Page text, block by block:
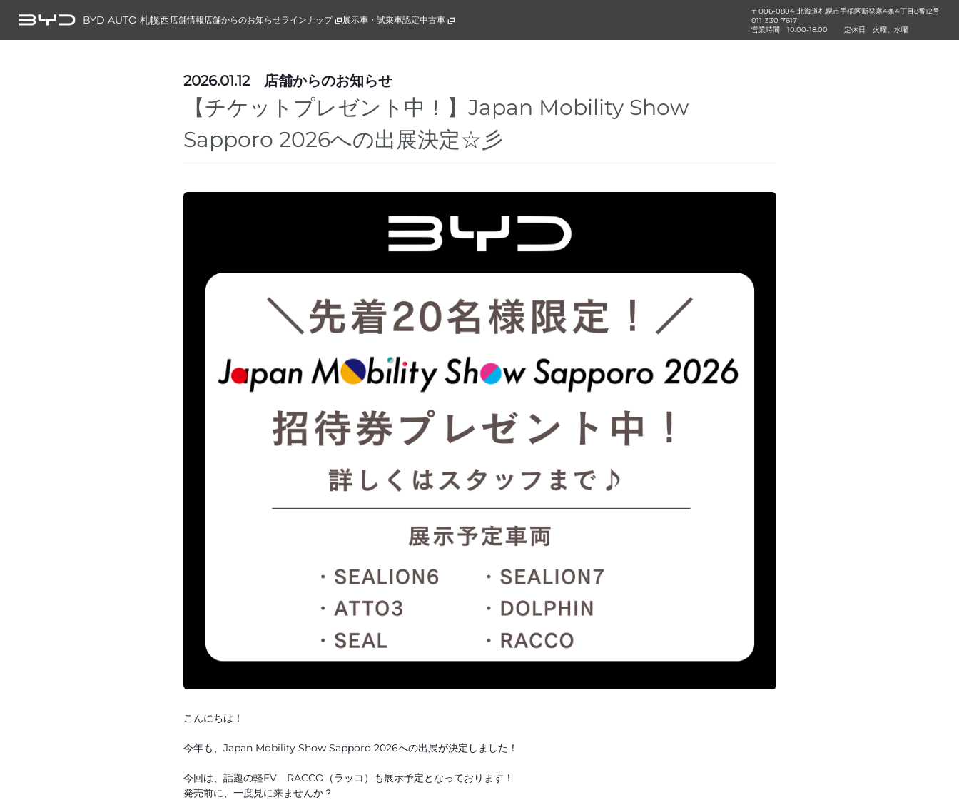
BYD AUTO 札幌西店舗情報店舗からのお知らせラインナップ 展示車・試乗車認定中古車
〒006-0804 北海道札幌市手稲区新発寒4条4丁目8番12号
011-330-7617
営業時間
10:00-18:00 定休日 火曜、水曜
2026.01.12 店舗からのお知らせ
【チケットプレゼント中！】Japan Mobility Show
Sapporo 2026への出展決定☆彡
こんにちは！
今年も、Japan Mobility Show Sapporo 2026への出展が決定しました！
今回は、話題の軽EV RACCO（ラッコ）も展示予定となっております！
発売前に、一度見に来ませんか？